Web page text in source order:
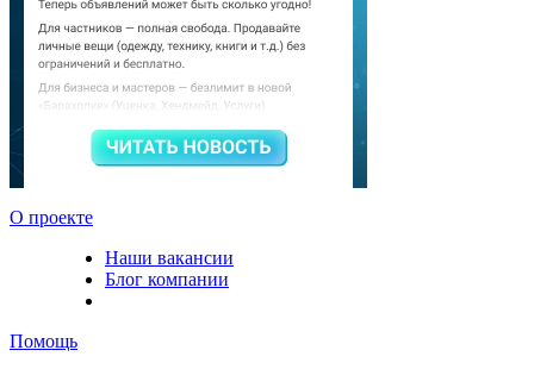
О проекте
Наши вакансии
Блог компании
Помощь